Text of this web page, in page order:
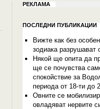
РЕКЛАМА
ПОСЛЕДНИ ПУБЛИКАЦИИ
Вижте как без
зодиака разрушават
Някой ще опита да
ще се почувства
спокойствие за
периода от 18-ти до
Овните се
овладяват нервите